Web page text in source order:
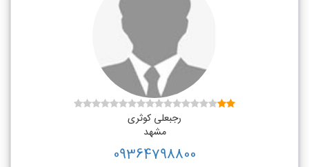
رجبعلی کوثری
مشهد
09364798800